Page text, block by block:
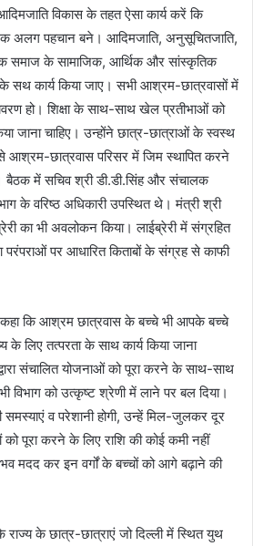
विकास के तहत ऐसा कार्य करें कि
अलग पहचान बने। आदिमजाति, अनुसूचितजाति,
समाज के सामाजिक, आर्थिक और सांस्कृतिक
सथ कार्य किया जाए। सभी आश्रम-छात्रवासों में
हो। शिक्षा के साथ-साथ खेल प्रतीभाओं को
जाना चाहिए। उन्होंने छात्र-छात्राओं के स्वस्थ
आश्रम-छात्रवास परिसर में जिम स्थापित करने
बैठक में सचिव श्री डी.डी.सिंह और संचालक
के वरिष्ठ अधिकारी उपस्थित थे। मंत्री श्री
का भी अवलोकन किया। लाईब्रेरी में संग्रहित
पर आधारित किताबों के संग्रह से काफी
कहा कि आश्रम छात्रवास के बच्चे भी आपके बच्चे
लिए तत्परता के साथ कार्य किया जाना
संचालित योजनाओं को पूरा करने के साथ-साथ
विभाग को उत्कृष्ट श्रेणी में लाने पर बल दिया।
समस्याएं व परेशानी होगी, उन्हें मिल-जुलकर दूर
को पूरा करने के लिए राशि की कोई कमी नहीं
मदद कर इन वर्गों के बच्चों को आगे बढ़ाने की
के छात्र-छात्राएं जो दिल्ली में स्थित युथ